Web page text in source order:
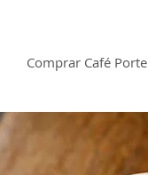
Comprar Café Porte